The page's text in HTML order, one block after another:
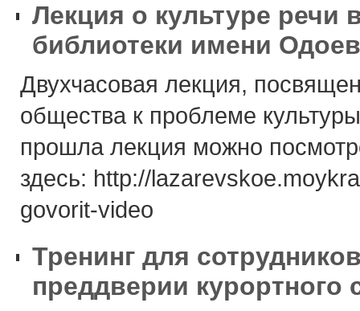
Лекция о культуре речи
библиотеки имени
Двухчасовая лекция,
общества к проблеме
прошла лекция можно
здесь: http://
govorit-video
Тренинг для
преддверии курортного